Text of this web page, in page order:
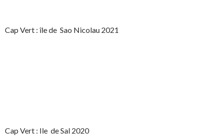
Cap Vert : île de Sao Nicolau 2021
Cap Vert : Ile de Sal 2020